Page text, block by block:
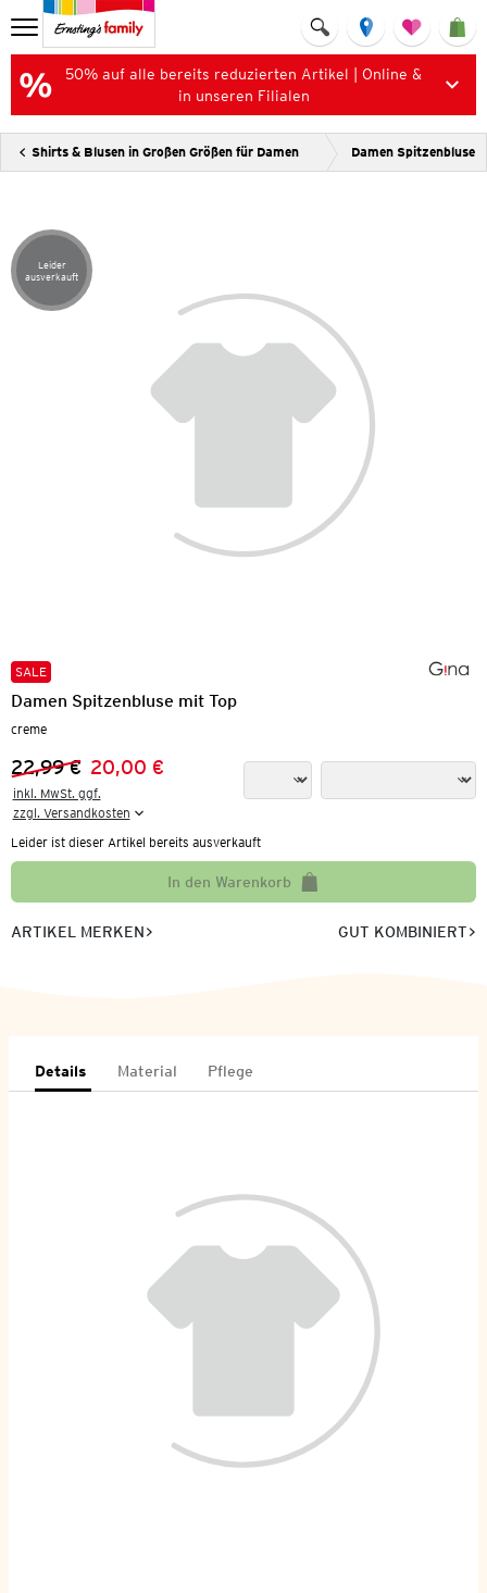
50% auf alle bereits reduzierten Artikel | Online &
in unseren Filialen
Shirts & Blusen in Großen Größen für Damen Damen Spitzenbluse
Artikel leider ausverkauft
Leider
ausverkauft
SALE
Damen Spitzenbluse mit Top
creme
Vorheriger Preis:
22,99 €
Neuer Preis:20,00 €
inkl. MwSt. ggf.
zzgl. Versandkosten
Leider ist dieser Artikel bereits ausverkauft
In den Warenkorb
ARTIKEL MERKEN GUT KOMBINIERT
Details Material Pflege